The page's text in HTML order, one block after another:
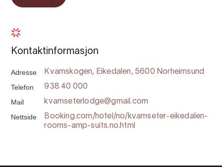
Kontaktinformasjon
Adresse Kvamskogen, Eikedalen, 5600 Norheimsund
Telefon 938 40 000
Mail kvamseterlodge@gmail.com
Nettside
Booking.com/hotel/no/kvamseter-eikedalen-
rooms-amp-suits.no.html